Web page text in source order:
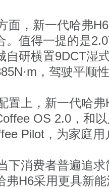
面，新一代哈弗
。值得一提的是
自研横置9DCT湿
，驾驶平顺
置上，新一代哈
OS 2.0，和
Pilot，为家庭
下消费者普遍追
弗H6采用更具新